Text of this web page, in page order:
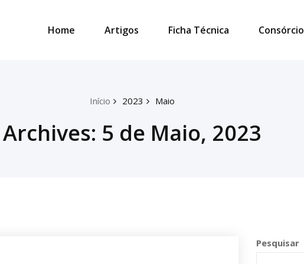
Home Artigos Ficha Técnica Consórcio
Início 2023 Maio
Archives: 5 de Maio, 2023
Pesquisar